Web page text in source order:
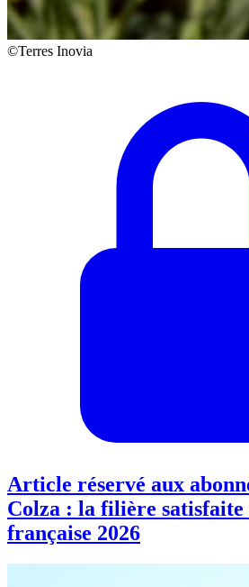
©Terres Inovia
Article réservé aux
Colza : la filière satisfaite
française 2026